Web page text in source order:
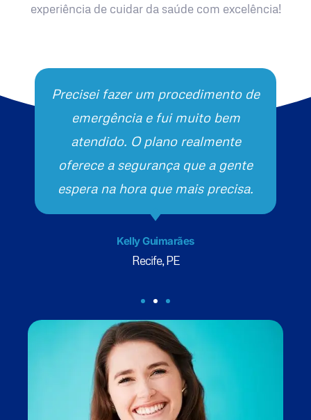
experiência de cuidar da saúde com excelência!
Precisei fazer um procedimento de
emergência e fui muito bem
atendido. O plano realmente
oferece a segurança que a gente
espera na hora que mais precisa.
Kelly Guimarães
Recife, PE